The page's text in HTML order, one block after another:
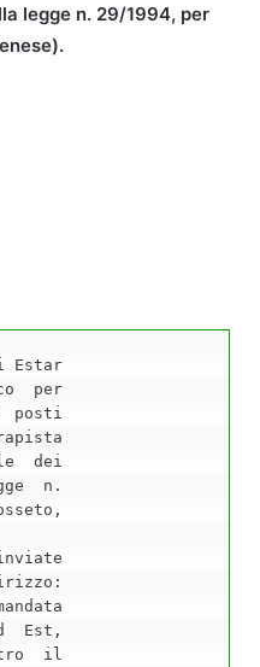
legge n. 29/1994, per
Estar
per
posti
dei
n.
Est,
il